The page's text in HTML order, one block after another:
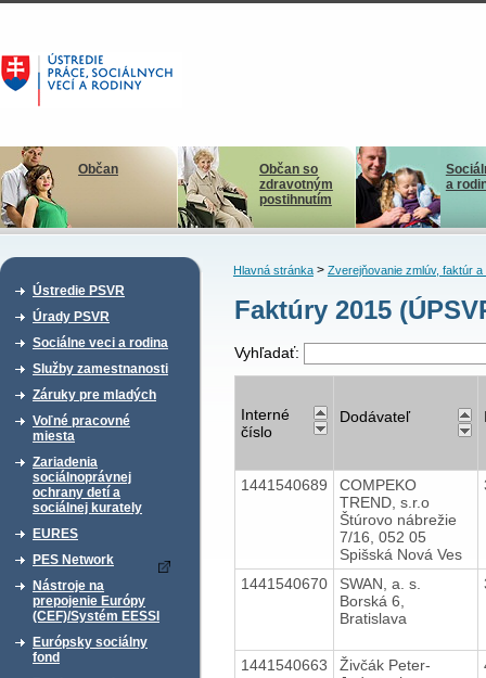
Občan
Občan so
zdravotným
postihnutím
a
Ústredie PSVR
Úrady PSVR
Sociálne veci a rodina
Služby zamestnanosti
Záruky pre mladých
Voľné pracovné
miesta
Zariadenia
sociálnoprávnej
ochrany detí a
sociálnej kurately
EURES
PES Network
Nástroje na
prepojenie Európy
(CEF)/Systém EESSI
Európsky sociálny
fond
Hlavná stránka> Zverejňovanie zmlúv, faktúr a
Faktúry 2015
Vyhľadať:
Interné
číslo
Dodávateľ
1441540689
COMPEKO
TREND, s.r.o
Štúrovo nábrežie
7/16, 052 05
Spišská Nová Ves
1441540670
SWAN, a. s.
Borská 6,
Bratislava
1441540663
Živčák Peter-